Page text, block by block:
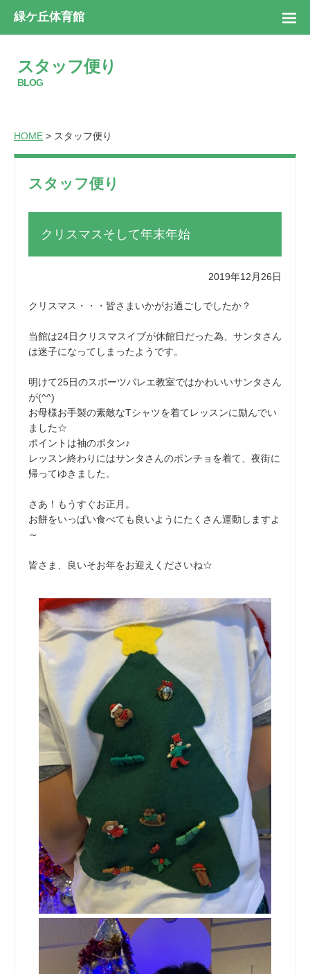
緑ケ丘体育館
スタッフ便り
BLOG
HOME > スタッフ便り
スタッフ便り
クリスマスそして年末年始
2019年12月26日
クリスマス・・・皆さまいかがお過ごしでしたか？
当館は24日クリスマスイブが休館日だった為、サンタさん
は迷子になってしまったようです。
明けて25日のスポーツバレエ教室ではかわいいサンタさん
が(^^)
お母様お手製の素敵なTシャツを着てレッスンに励んでい
ました☆
ポイントは袖のボタン♪
レッスン終わりにはサンタさんのポンチョを着て、夜街に
帰ってゆきました。
さあ！もうすぐお正月。
お餅をいっぱい食べても良いようにたくさん運動しますよ
～
皆さま、良いそお年をお迎えくださいね☆